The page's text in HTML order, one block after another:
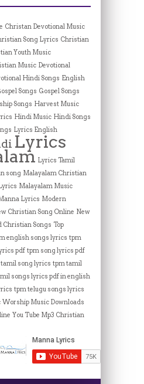
Christan Devotional Music
Song Lyrics Christian
Youth Music
Music Devotional
Hindi Songs English
Songs Gospel Songs
Songs Harvest Music
Hindi Music Hindi Songs
Lyrics English
Lyrics
Lyrics Tamil
song Malayalam Christian
Malayalam Music
Lyrics Modern
Christian Song Online New
Christian Songs Top
english songs lyrics tpm
pdf tpm song lyrics pdf
song lyrics tpm tamil
songs lyrics pdf in english
tpm telugu songs lyrics
Worship Music Downloads
You Tube Mp3 Christian